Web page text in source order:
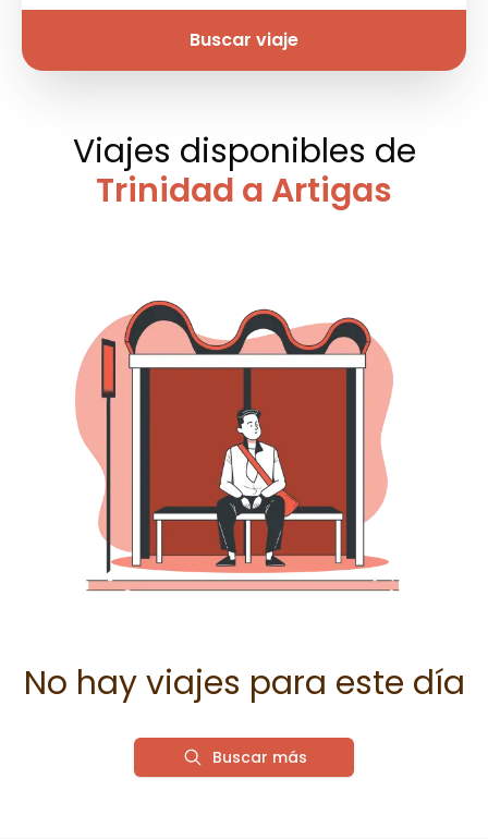
Buscar viaje
Viajes disponibles de
Trinidad a Artigas
No hay viajes para este día
Buscar más